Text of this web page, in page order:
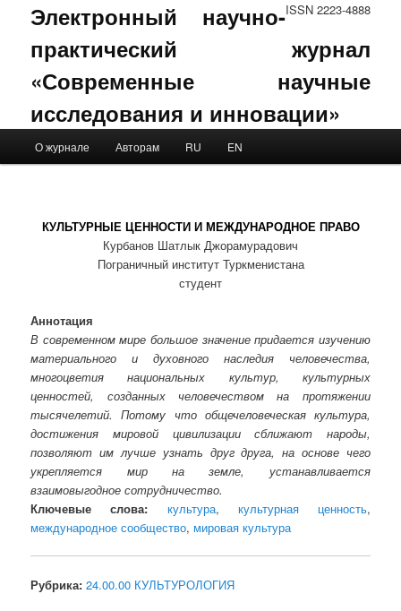
ISSN 2223-4888
Электронный научно-
практический журнал
«Современные научные
исследования и инновации»
Skip to primary content
Skip to secondary content
О журнале Авторам RU EN
КУЛЬТУРНЫЕ ЦЕННОСТИ И МЕЖДУНАРОДНОЕ ПРАВО
Курбанов Шатлык Джорамурадович
Пограничный институт Туркменистана
студент
Аннотация
В современном мире большое значение придается изучению
материального и духовного наследия человечества,
многоцветия национальных культур, культурных
ценностей, созданных человечеством на протяжении
тысячелетий. Потому что общечеловеческая культура,
достижения мировой цивилизации сближают народы,
позволяют им лучше узнать друг друга, на основе чего
укрепляется мир на земле, устанавливается
взаимовыгодное сотрудничество.
Ключевые слова:
культура, культурная ценность,
международное сообщество, мировая культура
Рубрика: 24.00.00 КУЛЬТУРОЛОГИЯ